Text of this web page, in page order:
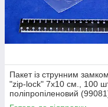
роботу просто.
фасувальні пакети на
знижки стануть
можна оформивши
Пакет із струнним замком
"zip-lock" 7х10 см., 100
поліпропіленовий